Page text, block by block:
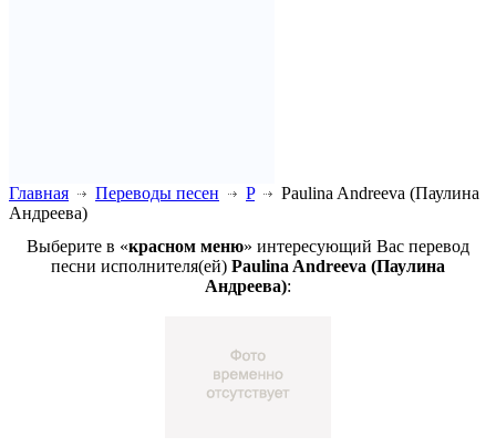
Главная Переводы песен P
Paulina Andreeva (Паулина
Андреева)
Выберите в «красном меню» интересующий Вас перевод
песни исполнителя(ей) Paulina Andreeva (Паулина
Андреева):